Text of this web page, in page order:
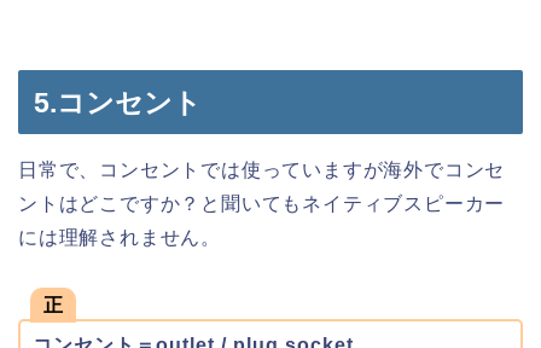
5.コンセント
日常で、コンセントでは使っていますが海外でコンセ
ントはどこですか？と聞いてもネイティブスピーカー
には理解されません。
正